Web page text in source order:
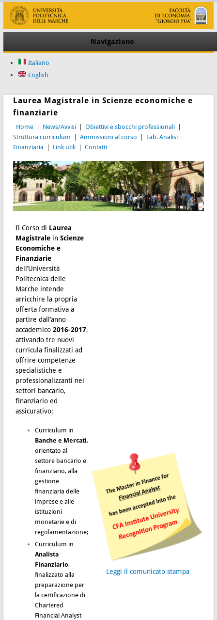
Navigazione
Italiano
English
Laurea Magistrale in Scienze economiche e
finanziarie
Home| News/Avvisi| Obiettivi e sbocchi professionali|
Struttura curriculum
Ammissioni al corso
Lab. Analisi
Finanziaria
Link utili| Contatti
Il Corso di Laurea
Magistralein Scienze
Economiche e
Finanziarie
dell’Università
Politecnica delle
Marche intende
arricchire la propria
offerta formativa a
partire dall’anno
accademico 2016-2017,
attivando tre nuovi
curricula finalizzati ad
offrire competenze
specialistiche e
professionalizzanti nei
settori bancario,
finanziario ed
assicurativo:
Curriculum in
Banche e Mercati,
orientato al
settore bancario e
finanziario, alla
gestione
finanziaria delle
imprese e alle
istituzioni
monetarie e di
regolamentazione;
Curriculum in
Analista
Finanziario,
finalizzato alla
preparazione per
la certificazione di
Chartered
Financial Analyst
Leggi il comunicato stampa